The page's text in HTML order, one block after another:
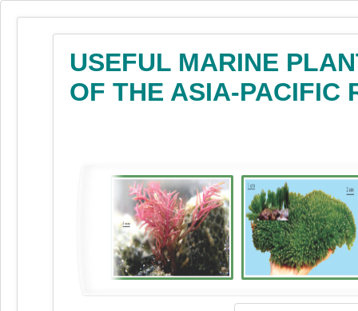
USEFUL MARINE
OF THE ASIA-PACIFIC